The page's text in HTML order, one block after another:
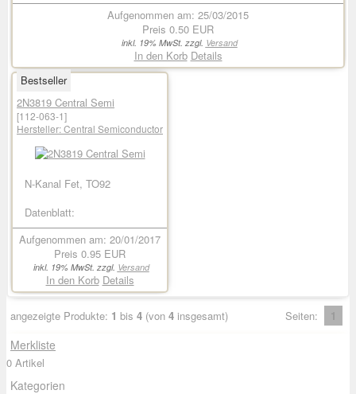
Aufgenommen am: 25/03/2015
Preis 0.50 EUR
inkl. 19% MwSt. zzgl. Versand
In den Korb Details
Bestseller
2N3819 Central Semi
[112-063-1]
Hersteller:Central Semiconductor
N-Kanal Fet, TO92
Datenblatt:
Aufgenommen am: 20/01/2017
Preis 0.95 EUR
inkl. 19% MwSt. zzgl. Versand
In den Korb Details
Seiten: 1
angezeigte Produkte: 1 bis 4 (von 4 insgesamt)
Merkliste
0 Artikel
Kategorien